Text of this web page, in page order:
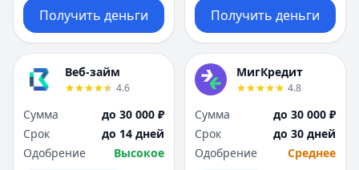
Получить деньги Получить деньги
Веб-займ
4.6
Сумма
до 30 000 ₽
Срок
до 14 дней
Одобрение
Высокое
МигКредит
4.8
Сумма
до 30 000 ₽
Срок
до 30 дней
Одобрение
Среднее